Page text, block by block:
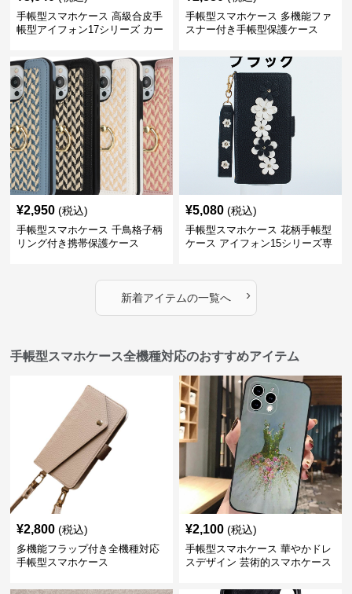
手帳型スマホケース 高級合皮手
帳型アイフォン17シリーズ カー
手帳型スマホケース 多機能ファ
スナー付き手帳型保護ケース
¥2,950 (税込)
手帳型スマホケース 千鳥格子柄
リング付き携帯保護ケース
¥5,080 (税込)
手帳型スマホケース 花柄手帳型
ケース アイフォン15シリーズ専
新着アイテムの一覧へ ›
手帳型スマホケース全機種対応のおすすめアイテム
¥2,800 (税込)
多機能フラップ付き全機種対応
手帳型スマホケース
¥2,100 (税込)
手帳型スマホケース 華やかドレ
スデザイン 芸術的スマホケース